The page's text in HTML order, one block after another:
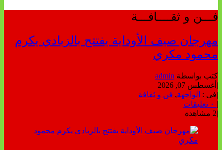
فـــن و ثقــــافـــة
مهرجان صيف الأوداية يفتتح بالزبادي يكرم
محمود مكري
كتب بواسطة admin
| أغسطس 07, 2026
|فى : الواجهة, فن و ثقافة
|
|2 مشاهدة